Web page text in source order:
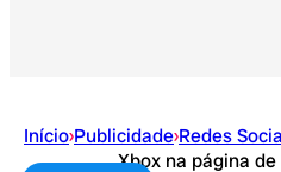
Início›Publicidade›Redes
Xbox na página